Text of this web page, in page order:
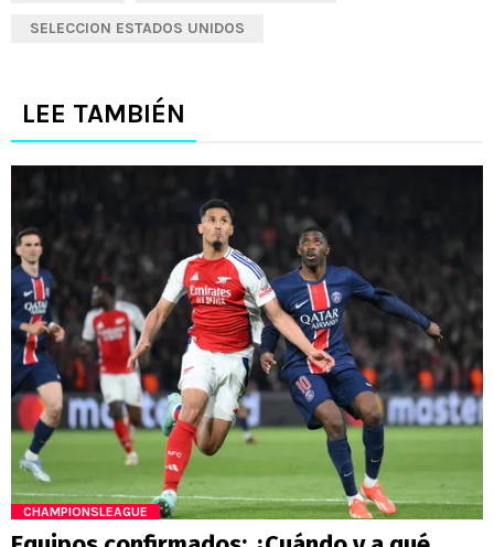
SELECCION ESTADOS UNIDOS
LEE TAMBIÉN
CHAMPIONSLEAGUE